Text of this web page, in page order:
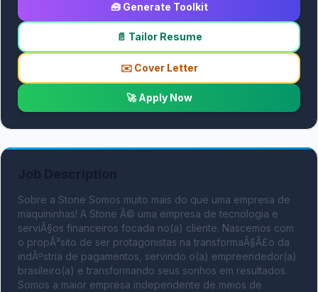
🧰 Generate Toolkit
📄 Tailor Resume
✉️ Cover Letter
🚀 Apply Now
Sobre a Stone Somos muito mais do que uma empresa de
maquininhas! A Stone Ã© uma empresa de tecnologia e
serviÃ§os financeiros focada no(a) cliente. Nascemos com
o propÃ³sito de ser protagonistas na transformaÃ§Ã£o da
indÃºstria de pagamentos, servindo o(a) empreendedor(a)
brasileiro(a) e transformando seus sonhos em resultados.
Somos a maior empresa independente de meios de